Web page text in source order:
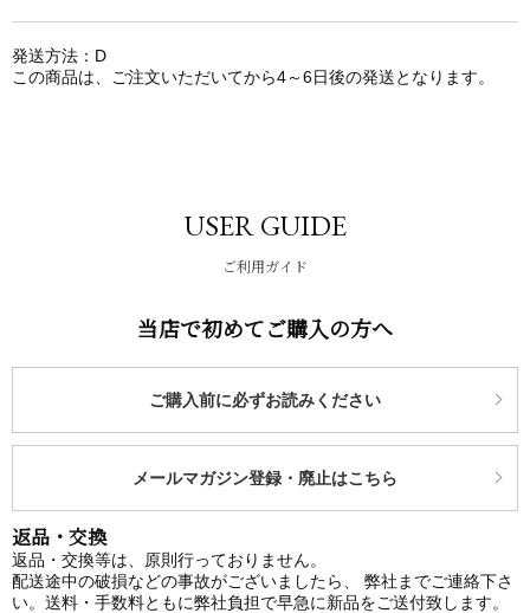
発送方法：D
この商品は、ご注文いただいてから4～6日後の発送となります。
USER GUIDE
ご利用ガイド
当店で初めてご購入の方へ
ご購入前に必ずお読みください
メールマガジン登録・廃止はこちら
返品・交換
返品・交換等は、原則行っておりません。
配送途中の破損などの事故がございましたら、 弊社までご連絡下さ
い。送料・手数料ともに弊社負担で早急に新品をご送付致します。